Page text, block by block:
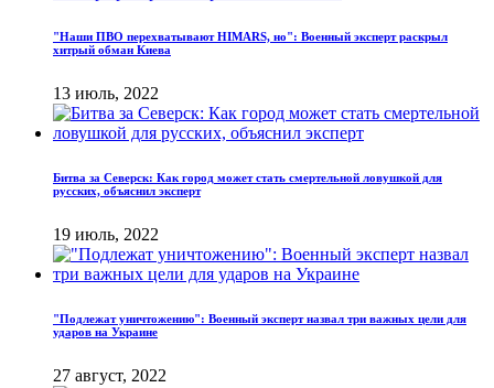
"Наши ПВО перехватывают HIMARS, но": Военный эксперт раскрыл
хитрый обман Киева
13 июль, 2022
Битва за Северск: Как город может стать смертельной ловушкой для
русских, объяснил эксперт
19 июль, 2022
"Подлежат уничтожению": Военный эксперт назвал три важных цели для
ударов на Украине
27 август, 2022